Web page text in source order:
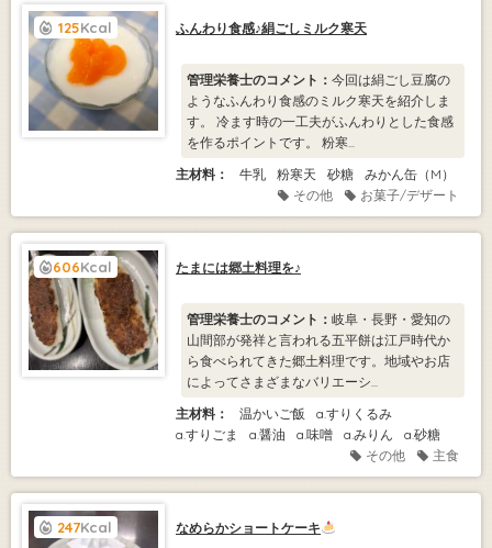
125Kcal ふんわり食感♪絹ごしミルク寒天
管理栄養士のコメント： 今回は絹ごし豆腐の
ようなふんわり食感のミルク寒天を紹介しま
す。 冷ます時の一工夫がふんわりとした食感
を作るポイントです。 粉寒...
主材料：
牛乳 粉寒天 砂糖
みかん缶（M）
その他
お菓子/デザート
606Kcal たまには郷土料理を♪
管理栄養士のコメント： 岐阜・長野・愛知の
山間部が発祥と言われる五平餅は江戸時代か
ら食べられてきた郷土料理です。地域やお店
によってさまざまなバリエーシ...
主材料：
温かいご飯
a.すりくるみ
a.すりごま
a.醤油 a.味噌 a.みりん
a.砂糖
その他
主食
247Kcal なめらかショートケーキ